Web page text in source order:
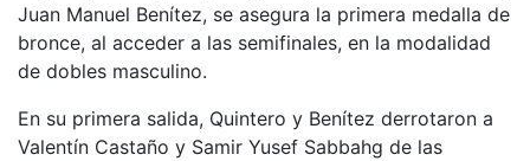
Juan Manuel Benítez, se asegura la primera medalla de
bronce, al acceder a las semifinales, en la modalidad
de dobles masculino.
En su primera salida, Quintero y Benítez derrotaron a
Valentín Castaño y Samir Yusef Sabbahg de las